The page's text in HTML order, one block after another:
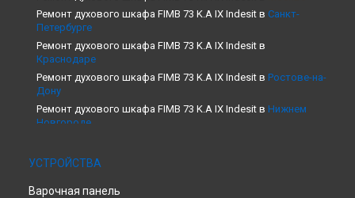
Ремонт духового шкафа FIMB 73 K.A IX Indesit в Санкт-
Петербурге
Ремонт духового шкафа FIMB 73 K.A IX Indesit в
Краснодаре
Ремонт духового шкафа FIMB 73 K.A IX Indesit в Ростове-на-
Дону
Ремонт духового шкафа FIMB 73 K.A IX Indesit в Нижнем
Новгороде
Новосибирске
Ремонт духового шкафа FIMB 73 K.A IX Indesit в
УСТРОЙСТВА
Варочная панель